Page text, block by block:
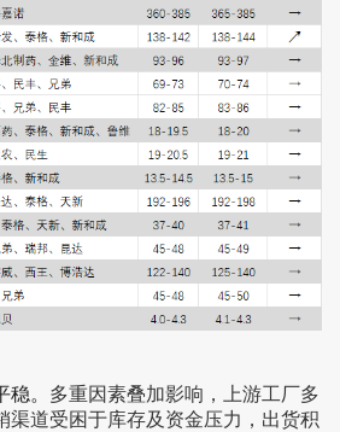
。 多重因素叠加影响，上游工厂多
渠道受困于库存及资金压力，出货积